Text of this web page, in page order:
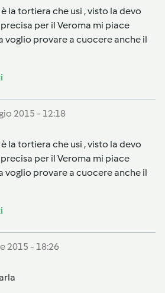
la tortiera che usi , visto la devo
per il Veroma mi piace
provare a cuocere anche il
2015 - 12:18
la tortiera che usi , visto la devo
per il Veroma mi piace
provare a cuocere anche il
2015 - 18:26